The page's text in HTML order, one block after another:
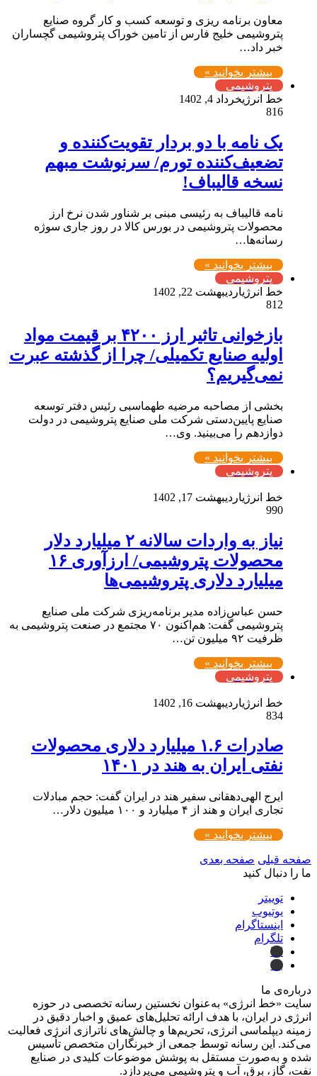
معاون برنامه ریزی و توسعه کسب و کار گروه صنایع
پتروشیمی خلیج فارس از تامین خوراک پتروشیمی گچساران
خبر داد…
بیشتر بخوانید »
پتروشیمی
خط انرژیخرداد 4, 1402
816
یک نامه با دو بردار تقویت‌کننده و
تضعیف‌‌کننده تورم/ سرنوشت مبهم
نسخه قالیباف!
نامه قالیباف به رئیسی مبنی بر شناور شدن نرخ ارز
محصولات پتروشیمی در بورس کالا در روز جاری سوژه
رسانه‌ها…
بیشتر بخوانید »
پتروشیمی
خط انرژیاردیبهشت 22, 1402
812
بازخوانی تاثیر ارز ۴۲۰۰ بر قیمت مواد
اولیه صنایع تکمیلی/ چرا از گذشته عبرت
نمی‌گیریم؟
بخشی از مصاحبه مرضیه طهماسبی رئیس دفتر توسعه
صنایع پایین‌دستی شرکت ملی صنایع پتروشیمی در دولت
دوازدهم را می‌بینید. وی…
بیشتر بخوانید »
پتروشیمی
خط انرژیاردیبهشت 17, 1402
990
نیاز به واردات سالانه ۲ میلیارد دلار
محصولات پتروشیمی/ ارزآوری ۱۶
میلیارد دلاری پتروشیمی‌ها
حسن عباس‌زاده مدیر برنامه‌ریزی شرکت ملی صنایع
پتروشیمی گفت: هم‌اکنون ۷۰ مجتمع در صنعت پتروشیمی به
ظرفیت ۹۲ میلیون تن…
بیشتر بخوانید »
پتروشیمی
خط انرژیاردیبهشت 16, 1402
834
صادرات ۱.۶ میلیارد دلاری محصولات
نفتی ایران به هند در ۱۴۰۱
ایرج الهی‌دهقانی سفیر هند در ایران گفت: حجم مبادلات
تجاری ایران و هند از ۴ میلیارد و ۱۰۰ میلیون دلار…
بیشتر بخوانید »
صفحه قبلی صفحه بعدی
ما را دنبال کنید
توییتر
یوتیوب
اینستاگرام
تلگرام
ایتا
بله
درباره‌ی ما
سایت «خط انرژی» به‌عنوان نخستین رسانه تخصصی در حوزه
انرژی در ایران، با هدف ارائه تحلیل‌های عمیق و اخبار دقیق در
زمینه دیپلماسی انرژی، تحریم‌ها و چالش‌های ناترازی انرژی فعالیت
می‌کند. این رسانه توسط جمعی از خبرنگاران متخصص تأسیس
شده و به‌صورت مستقل به پوشش موضوعات کلیدی در صنایع
نفت، گاز، برق، آب و پتروشیمی می‌پردازد.